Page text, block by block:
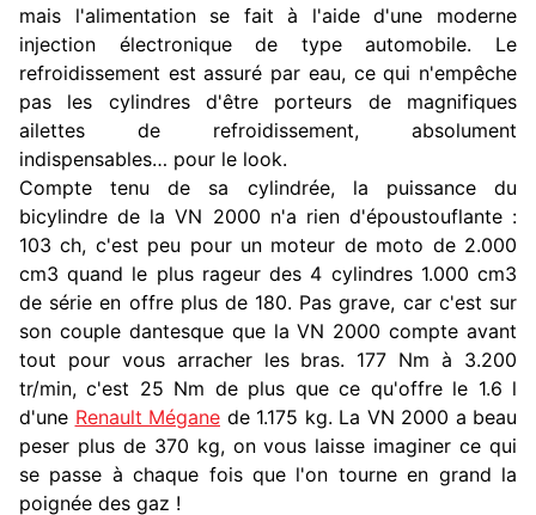
mais l'alimentation se fait à l'aide d'une moderne
injection électronique de type automobile. Le
refroidissement est assuré par eau, ce qui n'empêche
pas les cylindres d'être porteurs de magnifiques
ailettes de refroidissement, absolument
indispensables… pour le look.
Compte tenu de sa cylindrée, la puissance du
bicylindre de la VN 2000 n'a rien d'époustouflante :
103 ch, c'est peu pour un moteur de moto de 2.000
cm3 quand le plus rageur des 4 cylindres 1.000 cm3
de série en offre plus de 180. Pas grave, car c'est sur
son couple dantesque que la VN 2000 compte avant
tout pour vous arracher les bras. 177 Nm à 3.200
tr/min, c'est 25 Nm de plus que ce qu'offre le 1.6 l
d'une Renault Mégane de 1.175 kg. La VN 2000 a beau
peser plus de 370 kg, on vous laisse imaginer ce qui
se passe à chaque fois que l'on tourne en grand la
poignée des gaz !